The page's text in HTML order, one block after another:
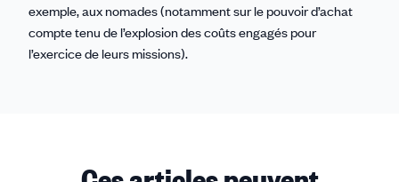
exemple, aux nomades (notamment sur le pouvoir d’achat
compte tenu de l’explosion des coûts engagés pour
l’exercice de leurs missions).